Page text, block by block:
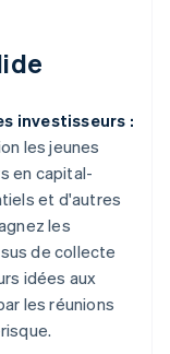
investisseurs :
les jeunes
en capital-
et d'autres
les
de collecte
idées aux
les réunions